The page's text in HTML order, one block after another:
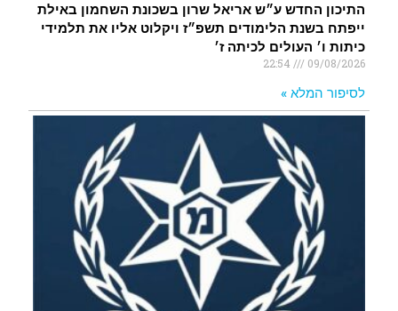
התיכון החדש ע״ש אריאל שרון בשכונת השחמון באילת
ייפתח בשנת הלימודים תשפ״ז ויקלוט אליו את תלמידי
כיתות ו׳ העולים לכיתה ז׳
09/08/2026
לסיפור המלא »